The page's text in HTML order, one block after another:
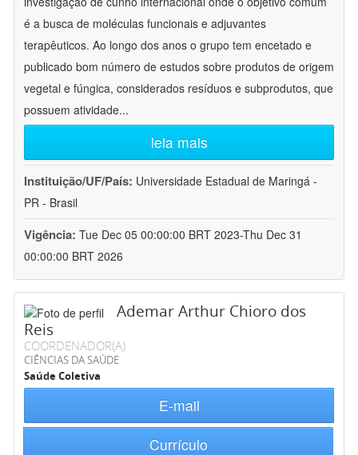
é a busca de moléculas funcionais e adjuvantes
terapêuticos. Ao longo dos anos o grupo tem encetado e
publicado bom número de estudos sobre produtos de origem
vegetal e fúngica, considerados resíduos e subprodutos, que
possuem atividade...
leia mais
Instituição/UF/País: Universidade Estadual de Maringá -
PR - Brasil
Vigência: Tue Dec 05 00:00:00 BRT 2023-Thu Dec 31
00:00:00 BRT 2026
Ademar Arthur Chioro dos
Reis
COORDENADOR(A)
CIÊNCIAS DA SAÚDE
Saúde Coletiva
E-mail
Currículo